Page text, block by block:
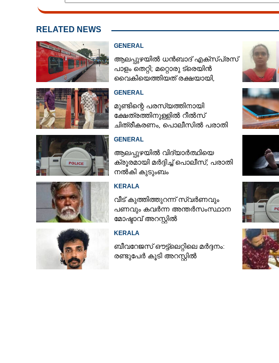
CONTACT US
RELATED NEWS
GENERAL
ആലപ്പുഴയിൽ ധൻബാദ് എക്‌സ്പ്രസ്
പാളം തെറ്റി; മറ്റൊരു ട്രെയിൻ
വൈകിയെത്തിയത് രക്ഷയായി,
GENERAL
മുണ്ടിന്റെ പരസ്യത്തിനായി
ക്ഷേത്രത്തിനുള്ളിൽ റീൽസ്
ചിത്രീകരണം, പൊലീസിൽ പരാതി
GENERAL
ആലപ്പുഴയിൽ വിദ്യാർത്ഥിയെ
ക്രൂരമായി മർദ്ദിച്ച് പൊലീസ്; പരാതി
നൽകി കുടുംബം
KERALA
വീട് കുത്തിത്തുറന്ന് സ്വർണവും
പണവും കവർന്ന അന്തർസംസ്ഥാന
മോഷ്ടാവ് അറസ്റ്റിൽ
KERALA
ബീവറേജസ് ഔട്ട്‌ലെറ്റിലെ മർദ്ദനം:
രണ്ടുപേർ കൂടി അറസ്റ്റിൽ